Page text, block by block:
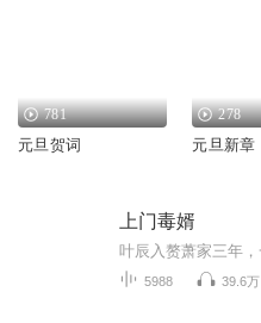
781
元旦贺词
278
元旦新章
上门毒婿
5988 39.6万